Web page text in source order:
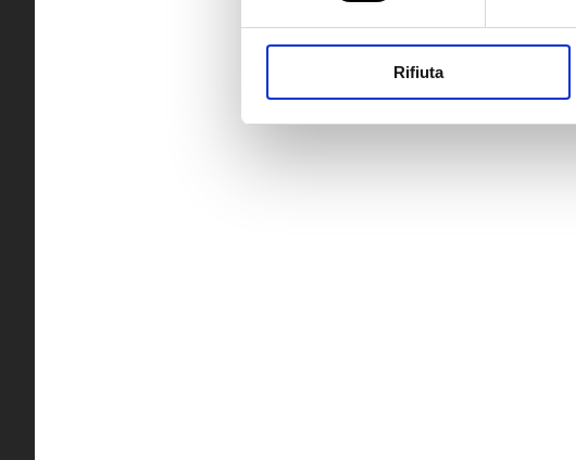
Rifiuta